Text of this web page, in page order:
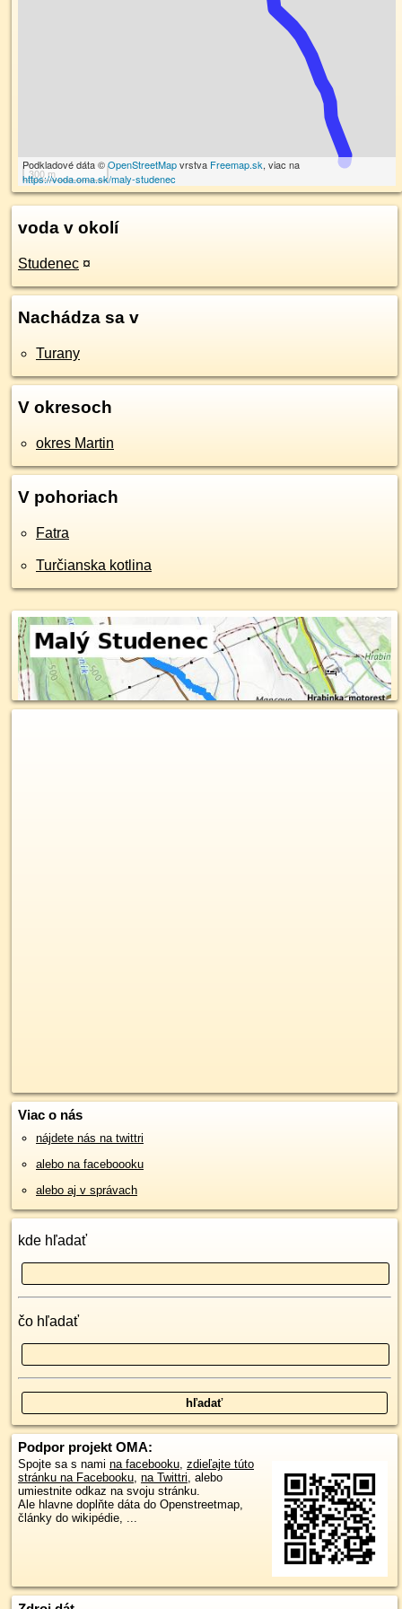
300 m
Podkladové dáta ©OpenStreetMapvrstva Freemap.sk, viac na
https://voda.oma.sk/maly-studenec
voda v okolí
Studenec ¤
Nachádza sa v
Turany
V okresoch
okres Martin
V pohoriach
Fatra
Turčianska kotlina
Viac o nás
nájdete nás na twittri
alebo na faceboooku
alebo aj v správach
kde hľadať
čo hľadať
Podpor projekt OMA:
Spojte sa s nami na facebooku, zdieľajte túto
stránku na Facebooku, na Twittri, alebo
umiestnite odkaz na svoju stránku.
Ale hlavne doplňte dáta do Openstreetmap,
články do wikipédie, ...